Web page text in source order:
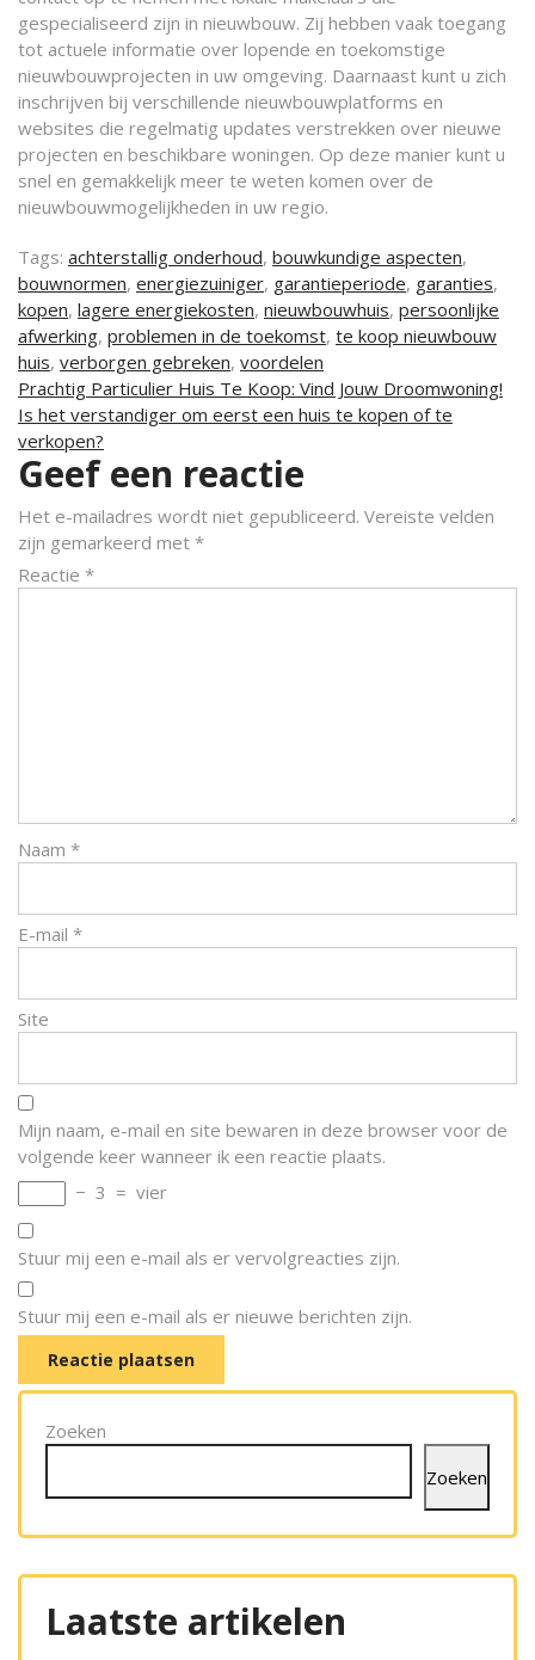
gespecialiseerd zijn in nieuwbouw. Zij hebben vaak toegang
tot actuele informatie over lopende en toekomstige
nieuwbouwprojecten in uw omgeving. Daarnaast kunt u zich
inschrijven bij verschillende nieuwbouwplatforms en
websites die regelmatig updates verstrekken over nieuwe
projecten en beschikbare woningen. Op deze manier kunt u
snel en gemakkelijk meer te weten komen over de
nieuwbouwmogelijkheden in uw regio.
Tags: achterstallig onderhoud, bouwkundige aspecten,
bouwnormen, energiezuiniger, garantieperiode, garanties,
kopen, lagere energiekosten, nieuwbouwhuis, persoonlijke
afwerking, problemen in de toekomst, te koop nieuwbouw
huis, verborgen gebreken, voordelen
Berichtnavigatie
Prachtig Particulier Huis Te Koop: Vind Jouw Droomwoning!
Is het verstandiger om eerst een huis te kopen of te
verkopen?
Geef een reactie
Het e-mailadres wordt niet gepubliceerd. Vereiste velden
zijn gemarkeerd met *
Reactie *
Naam *
E-mail *
Site
Mijn naam, e-mail en site bewaren in deze browser voor de
volgende keer wanneer ik een reactie plaats.
− 3 = vier
Stuur mij een e-mail als er vervolgreacties zijn.
Stuur mij een e-mail als er nieuwe berichten zijn.
Zoeken
Zoeken
Laatste artikelen